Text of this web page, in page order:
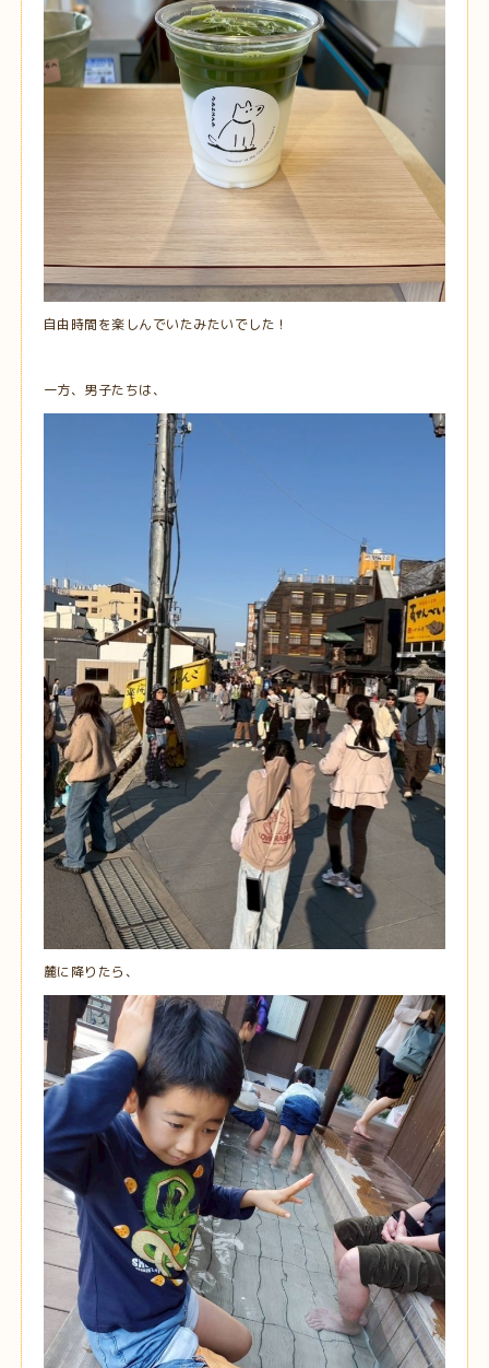
自由時間を楽しんでいたみたいでした！
一方、男子たちは、
麓に降りたら、